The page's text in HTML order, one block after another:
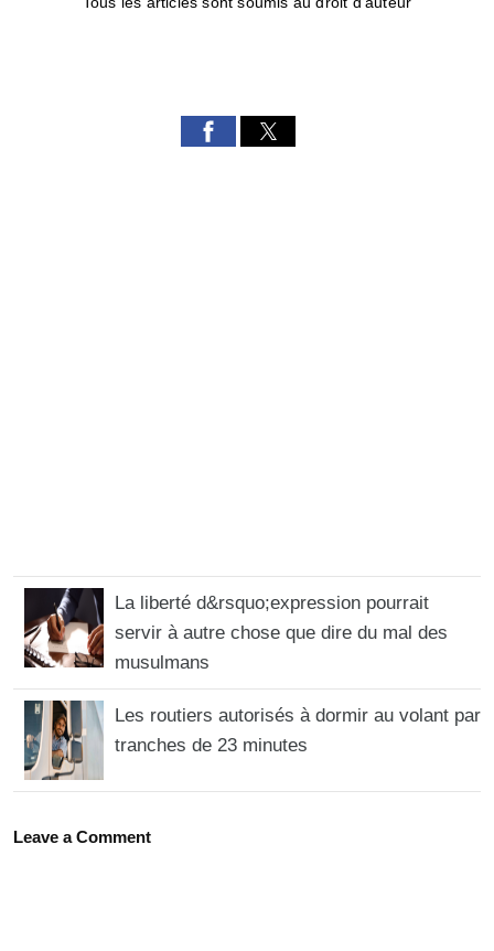
La liberté d&rsquo;expression pourrait
servir à autre chose que dire du mal des
musulmans
Les routiers autorisés à dormir au volant par
tranches de 23 minutes
Leave a Comment